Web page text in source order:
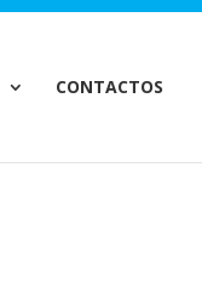
CONTACTOS